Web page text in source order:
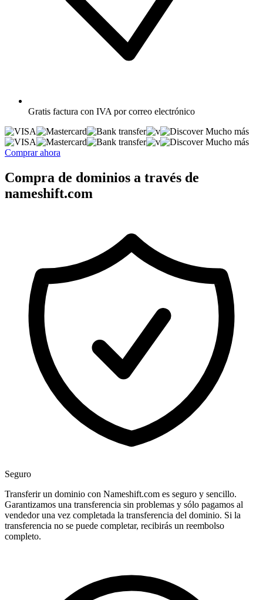
Gratis factura con IVA por correo electrónico
Mucho más
Mucho más
Comprar ahora
Compra de dominios a través de
nameshift.com
Seguro
Transferir un dominio con Nameshift.com es seguro y sencillo.
Garantizamos una transferencia sin problemas y sólo pagamos al
vendedor una vez completada la transferencia del dominio. Si la
transferencia no se puede completar, recibirás un reembolso
completo.